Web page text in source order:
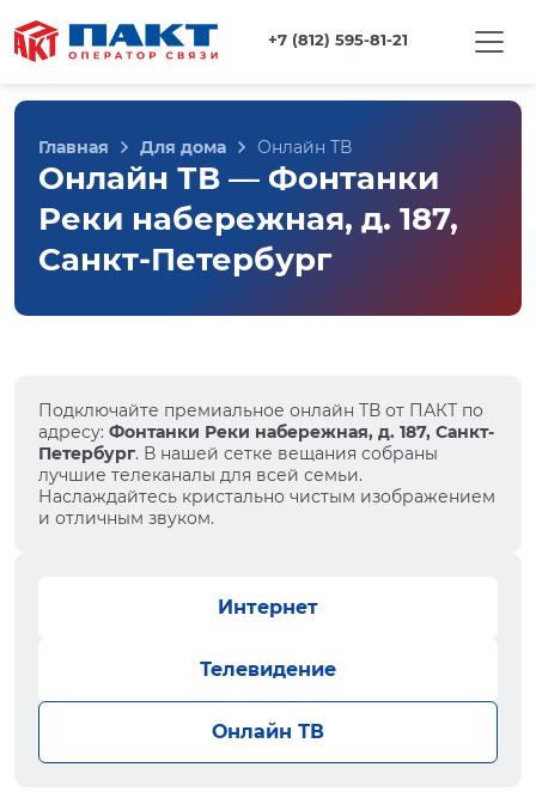
+7 (812) 595-81-21
Главная Для дома Онлайн ТВ
Онлайн ТВ — Фонтанки
Реки набережная, д. 187,
Санкт-Петербург
Подключайте премиальное онлайн ТВ от ПАКТ по
адресу: Фонтанки Реки набережная, д. 187, Санкт-
Петербург. В нашей сетке вещания собраны
лучшие телеканалы для всей семьи.
Наслаждайтесь кристально чистым изображением
и отличным звуком.
Интернет
Телевидение
Онлайн ТВ